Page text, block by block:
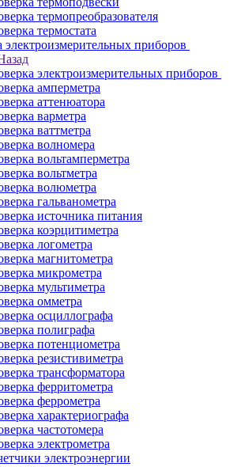
термопреобразователя
термостата
электроизмерительных приборов
электроизмерительных приборов
амперметра
аттенюатора
варметра
ваттметра
волномера
вольтамперметра
вольтметра
волюметра
гальванометра
источника питания
коэрцитиметра
логометра
магнитометра
микрометра
мультиметра
омметра
осциллографа
полиграфа
потенциометра
резистивиметра
трансформатора
ферритометра
феррометра
характериографа
частотомера
электрометра
электроэнергии